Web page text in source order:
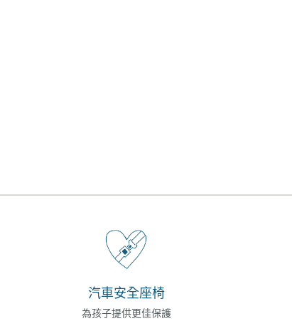
汽車安全座椅
為孩子提供更佳保護